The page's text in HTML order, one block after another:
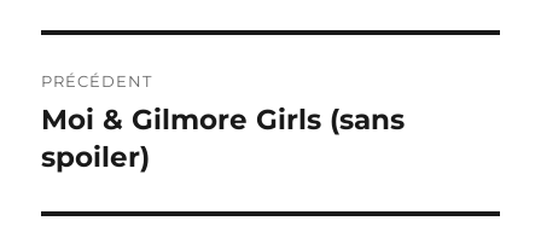
de
l’article
PRÉCÉDENT
Publication
précédente :
Moi & Gilmore Girls (sans
spoiler)